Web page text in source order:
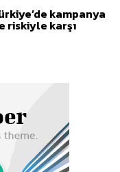
kampanya
riskiyle karşı